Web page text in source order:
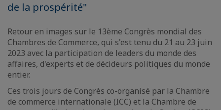
de la prospérité"
Retour en images sur le 13ème Congrès mondial des
Chambres de Commerce, qui s'est tenu du 21 au 23 juin
2023 avec la participation de leaders du monde des
affaires, d'experts et de décideurs politiques du monde
entier.
Ces trois jours de Congrès co-organisé par la Chambre
de commerce internationale (ICC) et la Chambre de